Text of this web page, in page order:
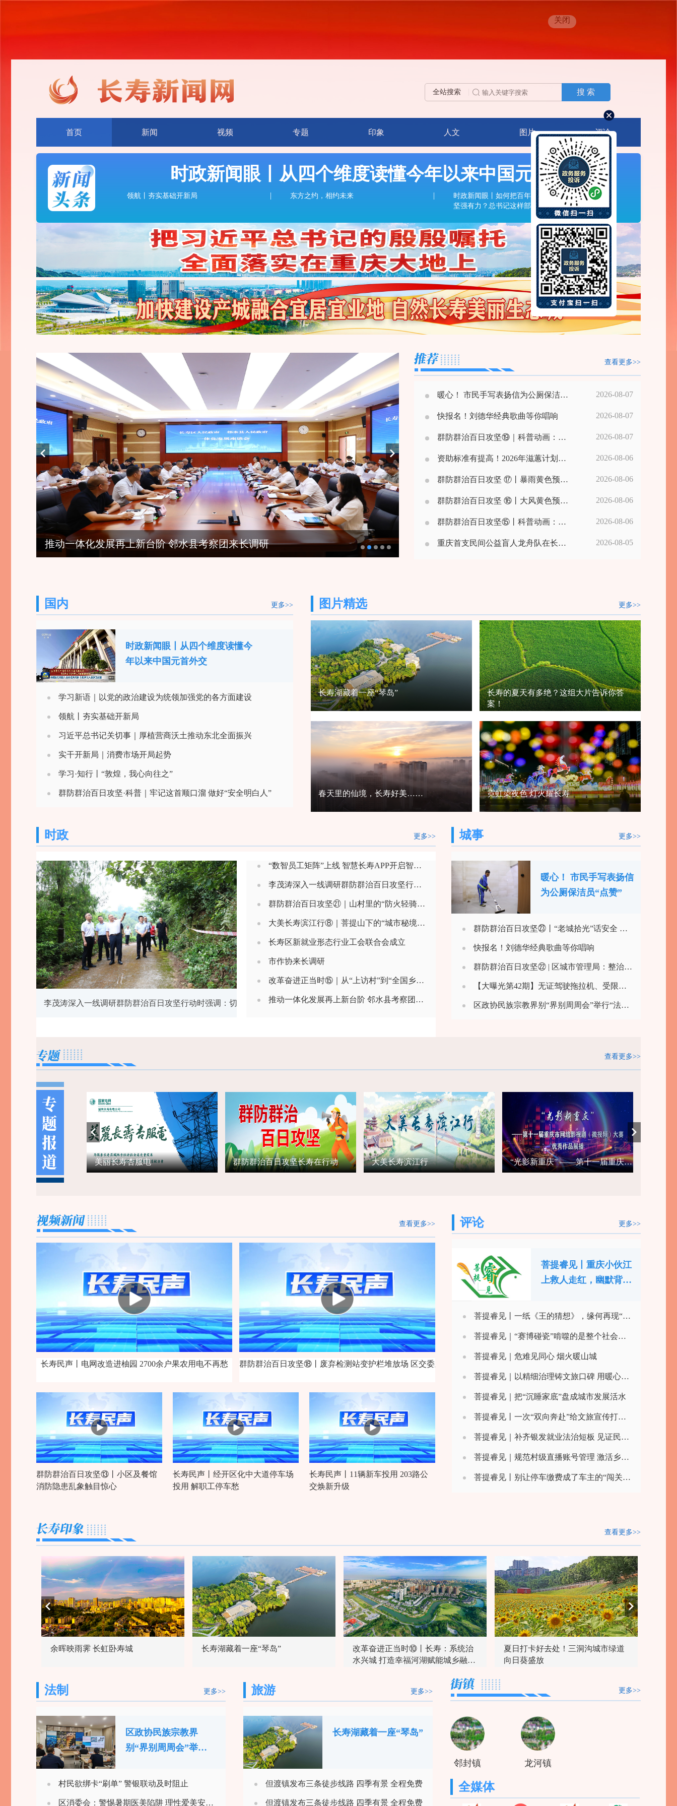
关闭
全站搜索 搜 索
首页 新闻 视频 专题 印象 人文 图片 评论
时政新闻眼丨从四个维度读懂今年以来中国元首外交
领航丨夯实基础开新局 东方之约，相约未来
时政新闻眼丨如何把百年大党建设得更加
坚强有力？总书记这样部署
推动一体化发展再上新台阶 邻水县考察团来长调研
查看更多>>
暖心！ 市民手写表扬信为公厕保洁员“点赞” 2026-08-07
快报名！刘德华经典歌曲等你唱响 2026-08-07
群防群治百日攻坚⑲｜科普动画：《什么是泥石流？》 2026-08-07
资助标准有提高！2026年滋蕙计划资助项目申报启动 2026-08-06
群防群治百日攻坚 ⑰丨暴雨黄色预警！@长寿人，注意防范！ 2026-08-06
群防群治百日攻坚 ⑯丨大风黄色预警来了！局地伴有短时强降水、冰雹 2026-08-06
群防群治百日攻坚⑮丨科普动画：《疯狂的落石之崩塌》 2026-08-06
重庆首支民间公益盲人龙舟队在长寿湖开训 2026-08-05
国内 更多>>
时政新闻眼丨从四个维度读懂今
年以来中国元首外交
学习新语｜以党的政治建设为统领加强党的各方面建设
领航丨夯实基础开新局
习近平总书记关切事｜厚植营商沃土推动东北全面振兴
实干开新局｜消费市场开局起势
学习·知行丨“敦煌，我心向往之”
群防群治百日攻坚·科普｜牢记这首顺口溜 做好“安全明白人”
图片精选 更多>>
长寿湖藏着一座“琴岛”
长寿的夏天有多绝？这组大片告诉你答
案！
春天里的仙境，长寿好美…… 霓虹染夜色 灯火耀长寿
时政 更多>>
李茂涛深入一线调研群防群治百日攻坚行动时强调：切实筑牢基层防灾减灾救灾第一道防线
“数智员工矩阵”上线 智慧长寿APP开启智能治理新范式
李茂涛深入一线调研群防群治百日攻坚行动时强调：切实筑牢基层防灾减灾救灾第一道防线
群防群治百日攻坚㉑｜山村里的“防火轻骑兵”
大美长寿滨江行⑧｜菩提山下的“城市秘境”——凤城街道白庙村农文旅融合绘就新画卷
长寿区新就业形态行业工会联合会成立
市作协来长调研
改革奋进正当时⑮｜从“上访村”到“全国乡村治理示范村” 盐井村“湾长制”解开基层矛盾“千千结”
推动一体化发展再上新台阶 邻水县考察团来长调研
城事 更多>>
暖心！ 市民手写表扬信
为公厕保洁员“点赞”
群防群治百日攻坚㉓丨“老城拾光”话安全 防汛科普入人心
快报名！刘德华经典歌曲等你唱响
群防群治百日攻坚㉒ | 区城市管理局：整治路灯隐患 消除照明盲区
【大曝光第42期】无证驾驶拖拉机、受限空间违规作业……一批安全生产违法违规案例被曝光
区政协民族宗教界别“界别周周会”举行“法治润心田·同心促团结”活动
查看更多>>
美丽长寿杏服电 群防群治百日攻坚长寿在行动 大美长寿滨江行 “光影新重庆” ——第十一届重庆市网络影视剧（微视频）大赛优秀作品展播
查看更多>>
长寿民声丨电网改造进柚园 2700余户果农用电不再愁 群防群治百日攻坚⑱丨废弃检测站变护栏堆放场 区交委及时消除安全隐患
群防群治百日攻坚⑬‌丨小区及餐馆
消防隐患乱象触目惊心
长寿民声丨经开区化中大道停车场
投用 解职工停车愁
长寿民声丨11辆新车投用 203路公
交焕新升级
评论 更多>>
菩提睿见丨重庆小伙江
上救人走红，幽默背后
菩提睿见丨一纸《王的猜想》，缘何再现“洛阳纸贵”
菩提睿见｜“赛博碰瓷”啃噬的是整个社会的诚信账户
菩提睿见｜危难见同心 烟火暖山城
菩提睿见｜以精细治理铸文旅口碑 用暖心服务筑城市名片
菩提睿见｜把“沉睡家底”盘成城市发展活水
菩提睿见丨一次“双向奔赴”给文旅宣传打开了新思路
菩提睿见｜补齐银发就业法治短板 见证民生保障制度新跨越
菩提睿见｜规范村级直播账号管理 激活乡村数字振兴长效动能
菩提睿见丨别让停车缴费成了车主的“闯关游戏”
查看更多>>
余晖映雨霁 长虹卧寿城 长寿湖藏着一座“琴岛”
改革奋进正当时⑩丨长寿：系统治
水兴城 打造幸福河湖赋能城乡融合
夏日打卡好去处！三洞沟城市绿道
向日葵盛放
法制 更多>>
区政协民族宗教界
别“界别周周会”举
团结”活动
村民欲绑卡“刷单” 警银联动及时阻止
区消委会：警惕暑期医美陷阱 理性爱美安全消费
旅游 更多>>
长寿湖藏着一座“琴岛”
但渡镇发布三条徒步线路 四季有景 全程免费
但渡镇发布三条徒步线路 四季有景 全程免费
更多>>
邻封镇 龙河镇
全媒体